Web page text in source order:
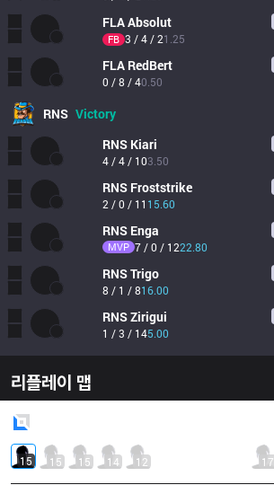
FLAAbsolut
FB 3 / 4 / 21.25
FLA RedBert
0 / 8 / 40.50
RNS Victory
RNS Kiari
4 / 4 / 103.50
RNS Froststrike
2 / 0 / 11 15.60
RNS Enga
MVP 7 / 0 / 1222.80
RNSTrigo
8 / 1 / 816.00
RNSZirigui
1 / 3 / 145.00
리플레이 맵
15 15 15 14 12 17